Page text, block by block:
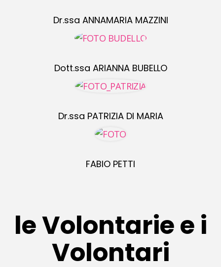
Dr.ssa ANNAMARIA MAZZINI
Dott.ssa ARIANNA BUBELLO
Dr.ssa PATRIZIA DI MARIA
FABIO PETTI
le Volontarie e i
Volontari